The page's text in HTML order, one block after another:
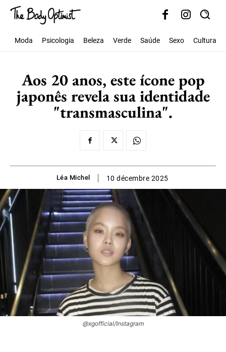
Moda Psicologia Beleza Verde Saúde Sexo Cultura
Aos 20 anos, este ícone pop
japonês revela sua identidade
"transmasculina".
Léa Michel 10 décembre 2025
@xgofficial/Instagram